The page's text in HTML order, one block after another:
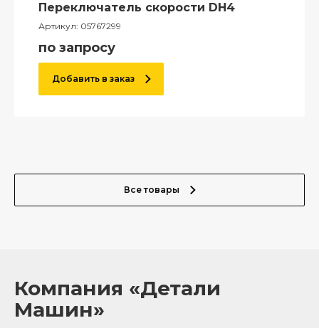
Переключатель скорости DH4
Артикул: 05767299
по запросу
Добавить в заказ
Все товары
Компания «Детали
Машин»